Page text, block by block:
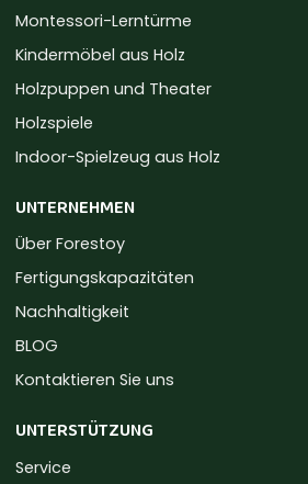
Montessori-Lerntürme
Kindermöbel aus Holz
Holzpuppen und Theater
Holzspiele
Indoor-Spielzeug aus Holz
UNTERNEHMEN
Über Forestoy
Fertigungskapazitäten
Nachhaltigkeit
BLOG
Kontaktieren Sie uns
UNTERSTÜTZUNG
Service